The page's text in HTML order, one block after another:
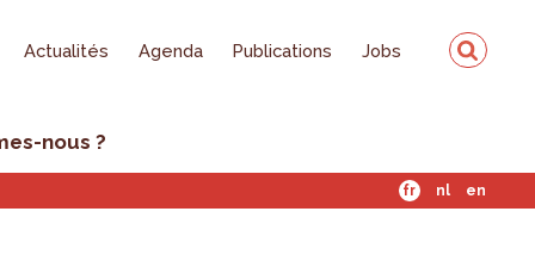
Actualités Agenda Publications Jobs
nous ?
fr nl en